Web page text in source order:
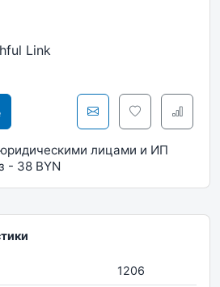
Link
лицами и ИП
- 38 BYN
1206